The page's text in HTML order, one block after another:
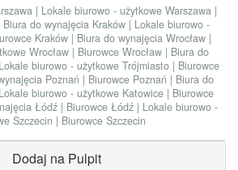
| Lokale biurowo - użytkowe Warszawa |
Biura do wynajęcia Kraków | Lokale biurowo -
Kraków | Biura do wynajęcia Wrocław |
Wrocław | Biurowce Wrocław | Biura do
Lokale biurowo - użytkowe Trójmiasto | Biurowce
Poznań | Biurowce Poznań | Biura do
Lokale biurowo - użytkowe Katowice | Biurowce
Łódź | Biurowce Łódź | Lokale biurowo -
Szczecin | Biurowce Szczecin
Dodaj na Pulpit